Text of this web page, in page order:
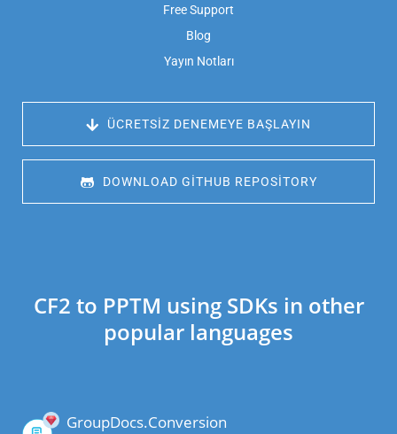
Free Support
Blog
Yayın Notları
ÜCRETSIZ DENEMEYE BAŞLAYIN
DOWNLOAD GITHUB REPOSITORY
CF2 to PPTM using SDKs in other
popular languages
GroupDocs.Conversion